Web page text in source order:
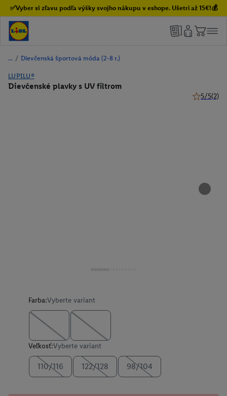
✅Vyber si zľavu podľa výšky svojho nákupu v eshope. Ušetri až 15€!💰
/ Dievčenská športová móda (2-8 r.)
LUPILU®
Dievčenské plavky s UV filtrom
5/5(2)
Farba:Vyberte variant
Veľkosť:Vyberte variant
110/116 122/128 98/104